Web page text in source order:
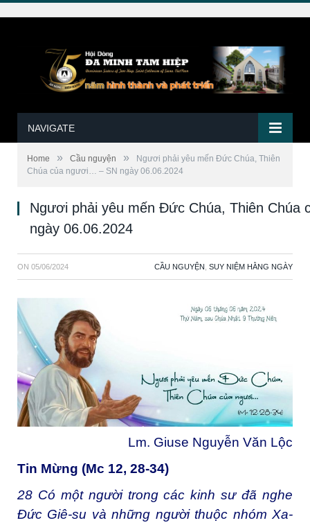
NAVIGATE
Home » Cầu nguyện »
Ngươi phải yêu mến Đức Chúa, Thiên
Chúa của ngươi… – SN ngày 06.06.2024
Ngươi phải yêu mến Đức Chúa, Thiên
ngày 06.06.2024
ON 05/06/2024 CẦU NGUYỆN SUY NIỆM HẰNG NGÀY
Lm. Giuse Nguyễn Văn Lộc
Tin Mừng (Mc 12, 28-34)
28 Có một người trong các kinh sư đã nghe
Đức Giê-su và những người thuộc nhóm Xa-